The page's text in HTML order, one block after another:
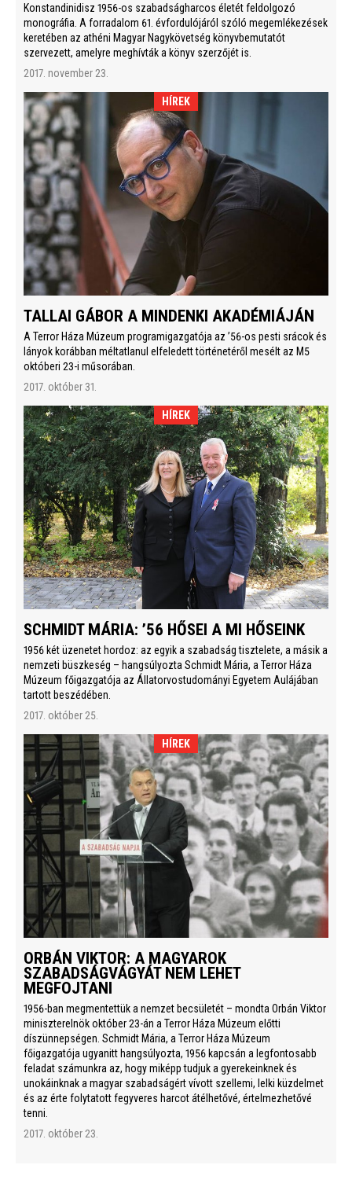
Konstandinidisz 1956-os szabadságharcos életét feldolgozó
monográfia. A forradalom 61. évfordulójáról szóló megemlékezések
keretében az athéni Magyar Nagykövetség könyvbemutatót
szervezett, amelyre meghívták a könyv szerzőjét is.
2017. november 23.
HÍREK
TALLAI GÁBOR A MINDENKI AKADÉMIÁJÁN
A Terror Háza Múzeum programigazgatója az ’56-os pesti srácok és
lányok korábban méltatlanul elfeledett történetéről mesélt az M5
októberi 23-i műsorában.
2017. október 31.
HÍREK
SCHMIDT MÁRIA: ’56 HŐSEI A MI HŐSEINK
1956 két üzenetet hordoz: az egyik a szabadság tisztelete, a másik a
nemzeti büszkeség – hangsúlyozta Schmidt Mária, a Terror Háza
Múzeum főigazgatója az Állatorvostudományi Egyetem Aulájában
tartott beszédében.
2017. október 25.
HÍREK
ORBÁN VIKTOR: A MAGYAROK
SZABADSÁGVÁGYÁT NEM LEHET
MEGFOJTANI
1956-ban megmentettük a nemzet becsületét – mondta Orbán Viktor
miniszterelnök október 23-án a Terror Háza Múzeum előtti
díszünnepségen. Schmidt Mária, a Terror Háza Múzeum
főigazgatója ugyanitt hangsúlyozta, 1956 kapcsán a legfontosabb
feladat számunkra az, hogy miképp tudjuk a gyerekeinknek és
unokáinknak a magyar szabadságért vívott szellemi, lelki küzdelmet
és az érte folytatott fegyveres harcot átélhetővé, értelmezhetővé
tenni.
2017. október 23.